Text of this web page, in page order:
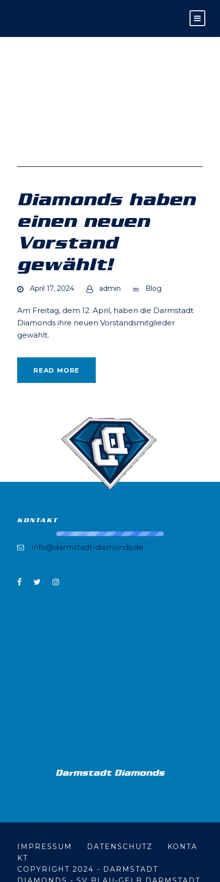
Diamonds haben
einen neuen
Vorstand
gewählt!
April 17, 2024 admin Blog
Am Freitag, dem 12. April, haben die Darmstadt
Diamonds ihre neuen Vorstandsmitglieder
gewählt.
READ MORE
KONTAKT
info@darmstadt-diamonds.de
Darmstadt Diamonds
IMPRESSUM DATENSCHUTZ
KONTA
KT
COPYRIGHT 2024 - DARMSTADT